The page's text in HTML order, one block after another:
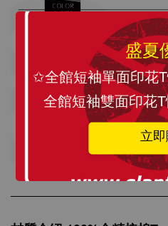
盛夏
✩全館短袖單面印花
全館短袖雙面印花
立
NT$ 199